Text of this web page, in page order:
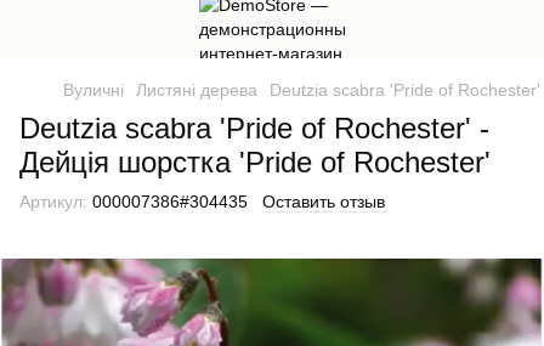
Вуличні Листяні дерева Deutzia scabra 'Pride of
Deutzia scabra 'Pride of Rochester' -
Дейція шорстка 'Pride of Rochester'
Артикул: 000007386#304435 Оставить отзыв